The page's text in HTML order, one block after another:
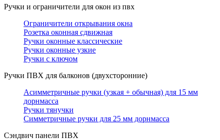
Ручки и ограничители для окон из пвх
Ограничители открывания окна
Розетка оконная сдвижная
Ручки оконные классические
Ручки оконные узкие
Ручки с ключом
Ручки ПВХ для балконов (двухсторонние)
Асимметричные ручки (узкая + обычная) для 15 мм
дорнмасса
Ручки тянучки
Симметричные ручки для 25 мм дорнмасса
Сэндвич панели ПВХ